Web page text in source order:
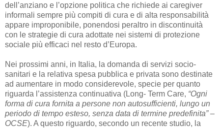
dell’anziano e l’opzione politica che richiede ai caregiver
informali sempre più compiti di cura e di alta responsabilità
appare improponibile, ponendosi peraltro in discontinuità
con le strategie di cura adottate nei sistemi di protezione
sociale più efficaci nel resto d’Europa.
Nei prossimi anni, in Italia, la domanda di servizi socio-
sanitari e la relativa spesa pubblica e privata sono destinate
ad aumentare in modo considerevole, specie per quanto
riguarda l’assistenza continuativa (Long- Term Care, “Ogni
forma di cura fornita a persone non autosufficienti, lungo un
periodo di tempo esteso, senza data di termine predefinita” –
OCSE). A questo riguardo, secondo un recente studio, la